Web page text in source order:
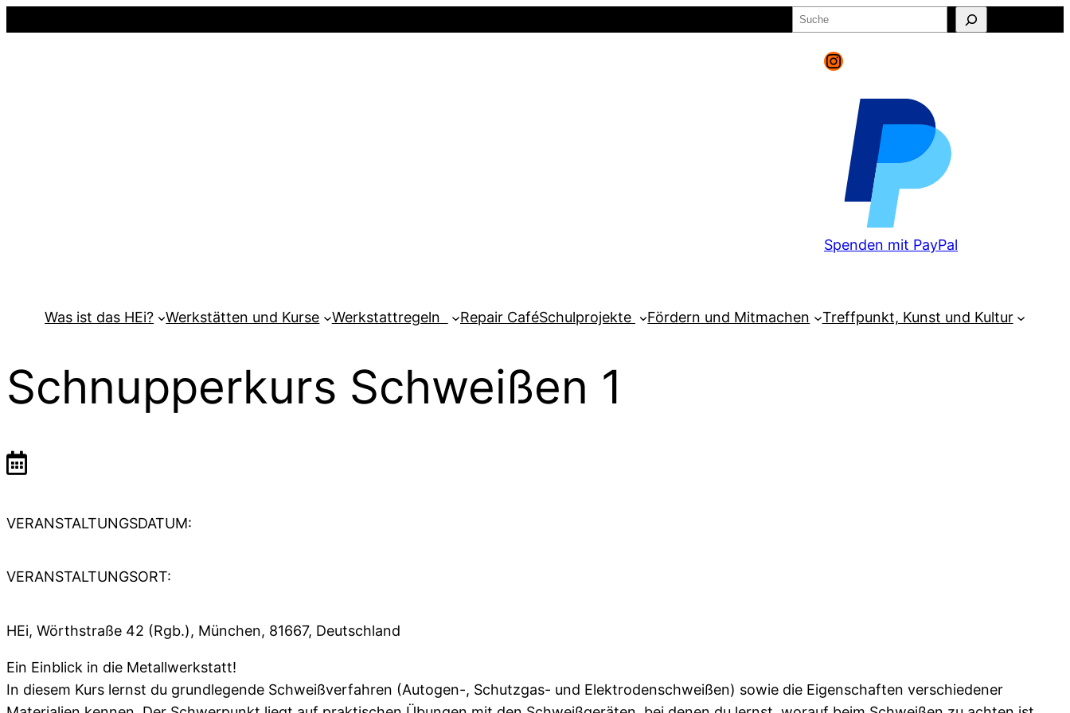
Suchen
Instagram
Spenden mit PayPal
Was ist das HEi? Werkstätten und Kurse Werkstattregeln Repair CaféSchulprojekte Fördern und Mitmachen Treffpunkt, Kunst und Kultur
Schnupperkurs Schweißen 1
VERANSTALTUNGSDATUM:
VERANSTALTUNGSORT:
HEi, Wörthstraße 42 (Rgb.), München, 81667, Deutschland
Ein Einblick in die Metallwerkstatt!
In diesem Kurs lernst du grundlegende Schweißverfahren (Autogen-, Schutzgas- und Elektrodenschweißen) sowie die Eigenschaften verschiedener